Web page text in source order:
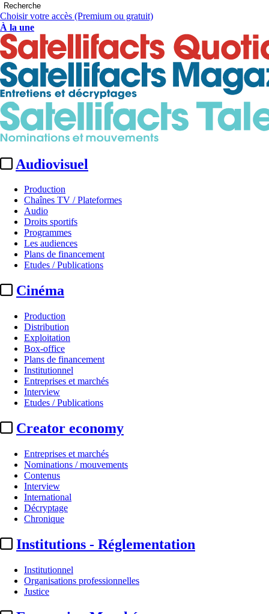
Recherche
Choisir votre accès (Premium ou gratuit)
À la une
Audiovisuel
Production
Chaînes TV / Plateformes
Audio
Droits sportifs
Programmes
Les audiences
Plans de financement
Etudes / Publications
Cinéma
Production
Distribution
Exploitation
Box-office
Plans de financement
Institutionnel
Entreprises et marchés
Interview
Etudes / Publications
Creator economy
Entreprises et marchés
Nominations / mouvements
Contenus
Interview
International
Décryptage
Chronique
Institutions - Réglementation
Institutionnel
Organisations professionnelles
Justice